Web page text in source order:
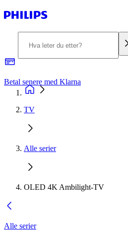
Betal senere med Klarna
TV
Alle serier
OLED 4K Ambilight-TV
Alle serier